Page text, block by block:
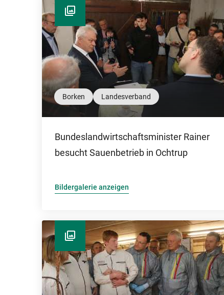
Borken Landesverband
Bundeslandwirtschaftsminister Rainer
besucht Sauenbetrieb in Ochtrup
Bildergalerie anzeigen